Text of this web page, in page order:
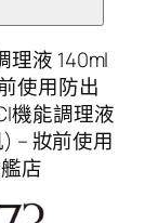
理液 140ml
使用防出
機能調理液
– 妝前使用
店